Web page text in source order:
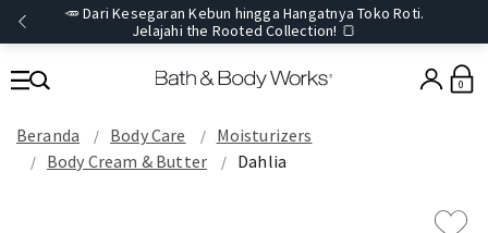
🥕 Dari Kesegaran Kebun hingga Hangatnya Toko Roti.
Jelajahi the Rooted Collection! 🍞
0
Beranda Body Care
Moisturizers
Body Cream & Butter
Dahlia